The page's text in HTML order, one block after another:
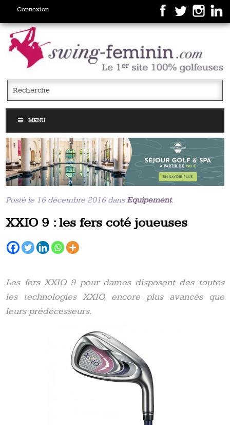
Connexion
MENU
Posté le 16 décembre 2016 dansEquipement.
XXIO 9 : les fers coté joueuses
Les fers XXIO 9 pour dames disposent des toutes
les technologies XXIO, encore plus avancés que
leurs prédécesseurs.